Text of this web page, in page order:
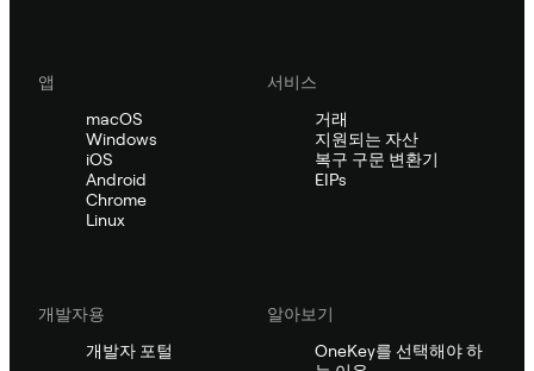
앱
macOS
Windows
iOS
Android
Chrome
Linux
서비스
거래
지원되는 자산
복구 구문 변환기
EIPs
개발자용
개발자 포털
알아보기
OneKey를 선택해야 하